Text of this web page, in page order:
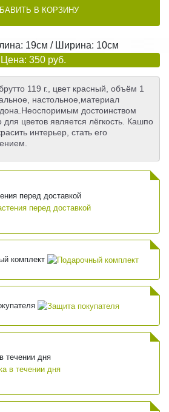
В КОРЗИНУ
19см / Ширина: 10см
Цена: 350 руб.
119 г., цвет красный, объём 1
настольное,материал
достоинством
цветов является лёгкость. Кашпо
интерьер, стать его
перед доставкой
комплект
течении дня